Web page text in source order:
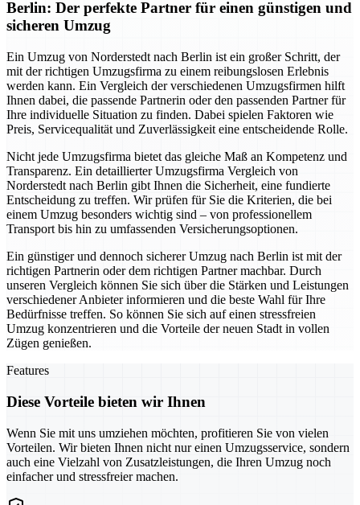
Berlin: Der perfekte Partner für einen günstigen und
sicheren Umzug
Ein Umzug von Norderstedt nach Berlin ist ein großer Schritt, der
mit der richtigen Umzugsfirma zu einem reibungslosen Erlebnis
werden kann. Ein Vergleich der verschiedenen Umzugsfirmen hilft
Ihnen dabei, die passende Partnerin oder den passenden Partner für
Ihre individuelle Situation zu finden. Dabei spielen Faktoren wie
Preis, Servicequalität und Zuverlässigkeit eine entscheidende Rolle.
Nicht jede Umzugsfirma bietet das gleiche Maß an Kompetenz und
Transparenz. Ein detaillierter Umzugsfirma Vergleich von
Norderstedt nach Berlin gibt Ihnen die Sicherheit, eine fundierte
Entscheidung zu treffen. Wir prüfen für Sie die Kriterien, die bei
einem Umzug besonders wichtig sind – von professionellem
Transport bis hin zu umfassenden Versicherungsoptionen.
Ein günstiger und dennoch sicherer Umzug nach Berlin ist mit der
richtigen Partnerin oder dem richtigen Partner machbar. Durch
unseren Vergleich können Sie sich über die Stärken und Leistungen
verschiedener Anbieter informieren und die beste Wahl für Ihre
Bedürfnisse treffen. So können Sie sich auf einen stressfreien
Umzug konzentrieren und die Vorteile der neuen Stadt in vollen
Zügen genießen.
Features
Diese Vorteile bieten wir Ihnen
Wenn Sie mit uns umziehen möchten, profitieren Sie von vielen
Vorteilen. Wir bieten Ihnen nicht nur einen Umzugsservice, sondern
auch eine Vielzahl von Zusatzleistungen, die Ihren Umzug noch
einfacher und stressfreier machen.